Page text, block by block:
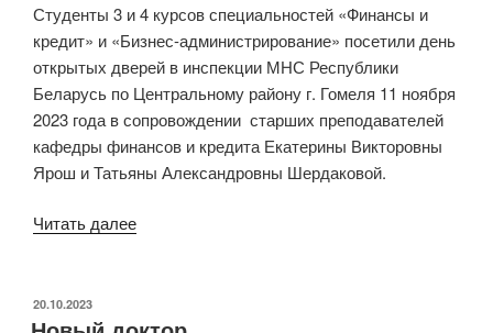
Студенты 3 и 4 курсов специальностей «Финансы и
кредит» и «Бизнес-администрирование» посетили день
открытых дверей в инспекции МНС Республики
Беларусь по Центральному району г. Гомеля 11 ноября
2023 года в сопровождении старших преподавателей
кафедры финансов и кредита Екатерины Викторовны
Ярош и Татьяны Александровны Шердаковой.
Читать далее«День
налоговой
ОПУБЛИКОВАНО
20.10.2023